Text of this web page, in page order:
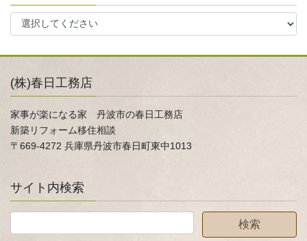
(株)春日工務店
家事が楽になる家 丹波市の春日工務店
新築リフォーム移住相談
〒669-4272 兵庫県丹波市春日町東中1013
サイト内検索